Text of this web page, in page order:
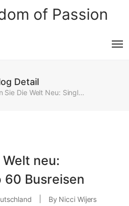
of Passion
Detail
Erleben Sie Die Welt Neu: Singlereisen Ab 60 Busreisen
neu:
60 Busreisen
By Nicci Wijers